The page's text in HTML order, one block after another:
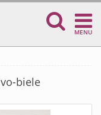
MENU
biele